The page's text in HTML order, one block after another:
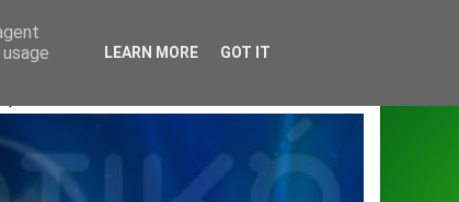
LEARN MORE GOT IT